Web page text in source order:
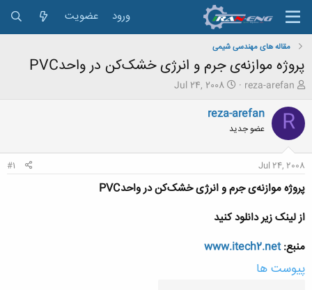
ورود عضویت
مقاله های مهندسی شیمی
پروژه موازنه‌ی جرم و انرژی خشک‌کن در واحدPVC
ش
و
ع
ک
ه
م
و
ض
ع
reza-arefan
ت
ر
ع
Jul 24, 2008
R
reza-arefan
عضو جدید
Jul 24, 2008
#1
پروژه موازنه‌ی جرم و انرژی خشک‌کن در واحدPVC
از لینک زیر دانلود کنید
منبع:www.itech2.net
پیوست ها